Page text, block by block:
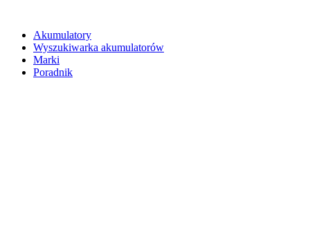
Akumulatory
Wyszukiwarka akumulatorów
Marki
Poradnik